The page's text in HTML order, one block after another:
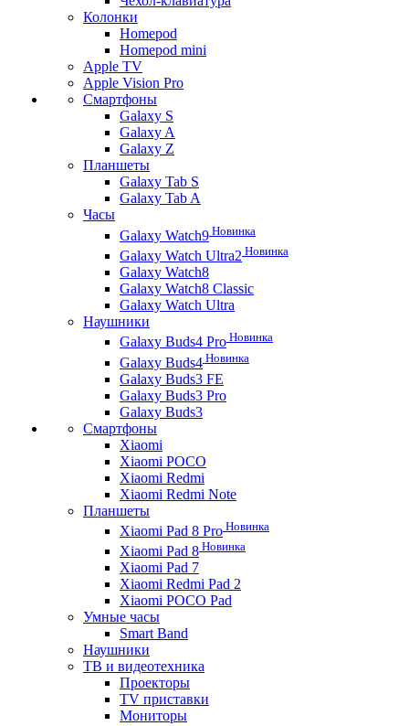
Колонки
Homepod
Homepod mini
Apple TV
Apple Vision Pro
Смартфоны
Galaxy S
Galaxy A
Galaxy Z
Планшеты
Galaxy Tab S
Galaxy Tab A
Часы
Galaxy Watch9 Новинка
Galaxy Watch Ultra2 Новинка
Galaxy Watch8
Galaxy Watch8 Classic
Galaxy Watch Ultra
Наушники
Galaxy Buds4 Pro Новинка
Galaxy Buds4 Новинка
Galaxy Buds3 FE
Galaxy Buds3 Pro
Galaxy Buds3
Смартфоны
Xiaomi
Xiaomi POCO
Xiaomi Redmi
Xiaomi Redmi Note
Планшеты
Xiaomi Pad 8 Pro Новинка
Xiaomi Pad 8 Новинка
Xiaomi Pad 7
Xiaomi Redmi Pad 2
Xiaomi POCO Pad
Умные часы
Smart Band
Наушники
ТВ и видеотехника
Проекторы
TV приставки
Мониторы